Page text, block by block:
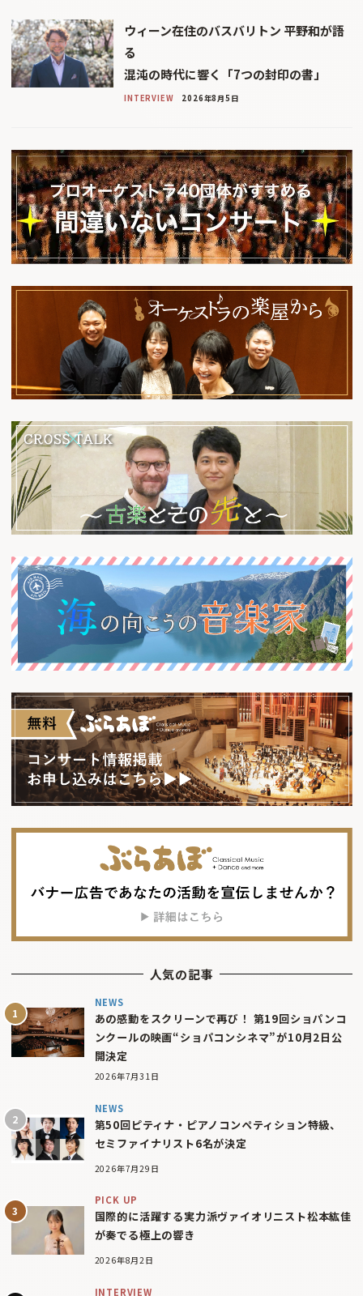
ウィーン在住のバスバリトン 平野和が語
る
混沌の時代に響く「7つの封印の書」
INTERVIEW 2026年8月5日
人気の記事
NEWS
あの感動をスクリーンで再び！ 第19回ショパンコ
ンクールの映画“ショパコンシネマ”が10月2日公
開決定
2026年7月31日
NEWS
第50回ピティナ・ピアノコンペティション特級、
セミファイナリスト6名が決定
2026年7月29日
PICK UP
国際的に活躍する実力派ヴァイオリニスト松本紘佳
が奏でる極上の響き
2026年8月2日
INTERVIEW